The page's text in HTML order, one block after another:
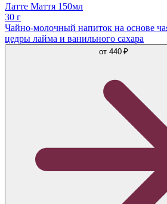
Латте Маття 150мл
30 г
Чайно-молочный напиток на основе
цедры лайма и ванильного сахара
от 440 ₽